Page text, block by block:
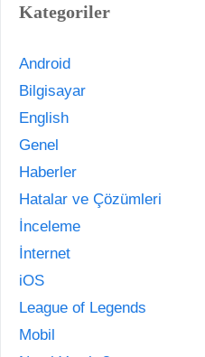
Kategoriler
Android
Bilgisayar
English
Genel
Haberler
Hatalar ve Çözümleri
İnceleme
İnternet
iOS
League of Legends
Mobil